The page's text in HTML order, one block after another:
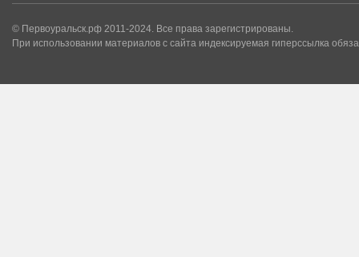
© Первоуральск.рф 2011-2024. Все права зарегистрированы.
При использовании материалов с сайта индексируемая гиперссылка